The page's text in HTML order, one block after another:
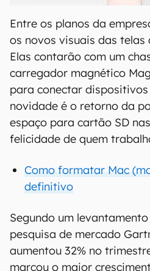
Entre os planos da
os novos visuais das telas
Elas contarão com um
carregador magnético
para conectar
novidade é o retorno da
espaço para cartão SD
felicidade de quem
Como formatar Mac
definitivo
Segundo um
pesquisa de mercado
aumentou 32% no
marcou o maior